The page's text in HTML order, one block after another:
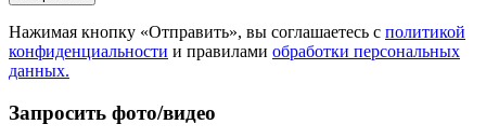
Нажимая кнопку «Отправить», вы соглашаетесь с политикой
конфиденциальности и правилами обработки персональных
данных.
Запросить фото/видео